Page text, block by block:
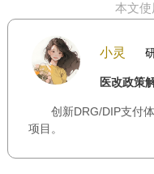
本文
小灵
医改政策
创新DRG/DIP支付
项目。